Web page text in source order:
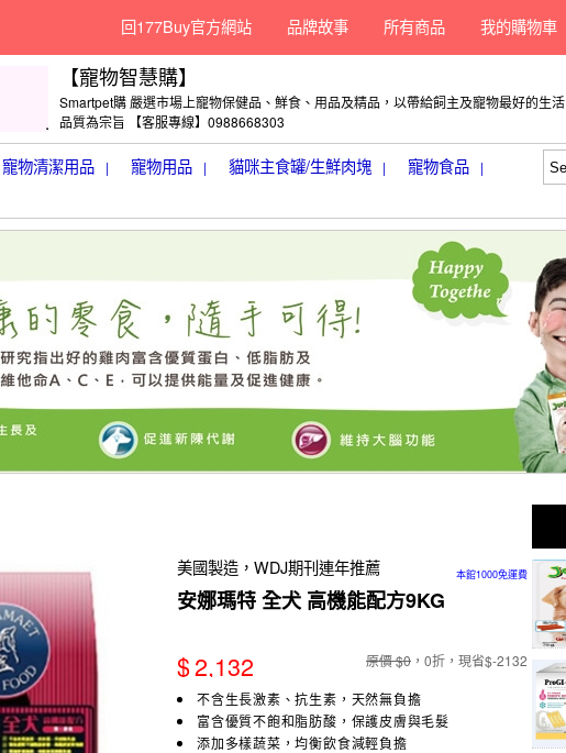
我的購物車
所有商品
品牌故事
回177Buy官方網站
【寵物智慧購】
Smartpet購 嚴選市場上寵物保健品、鮮食、用品及精品，以帶給飼主及寵物最好的生活
品質為宗旨 【客服專線】0988668303
寵物清潔用品 | 寵物用品 | 貓咪主食罐/生鮮肉塊 | 寵物食品 |
美國製造，WDJ期刊連年推薦 本館1000免運費
安娜瑪特 全犬 高機能配方9KG
$2,132 原價 $0 ，0折，現省$-2132
不含生長激素、抗生素，天然無負擔
富含優質不飽和脂肪酸，保護皮膚與毛髮
添加多樣蔬菜，均衡飲食減輕負擔